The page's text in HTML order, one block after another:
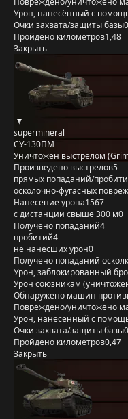
Урон, нанесённый с
Очки захвата/защиты базы
Пройдено километров1,48
Закрыть
supermineral
СУ-130ПМ
Уничтожен выстрелом
Произведено выстрелов5
прямых попаданий/
осколочно-фугасных
Нанесение урона1567
с дистанции свыше 300 м0
Получено попаданий4
пробитий4
не нанёсших урон0
Получено попаданий
Урон, заблокированный
Урон союзникам
Обнаружено машин
Повреждено/уничтожено
Урон, нанесённый с
Очки захвата/защиты базы
Пройдено километров0,47
Закрыть